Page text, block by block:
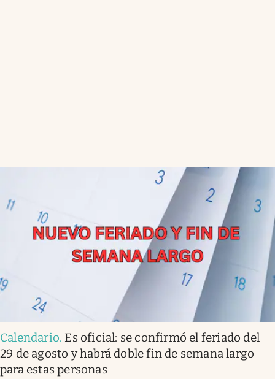
Calendario. Es oficial: se confirmó el feriado del
29 de agosto y habrá doble fin de semana largo
para estas personas